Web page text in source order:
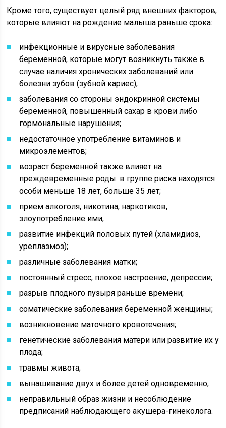
Кроме того, существует целый ряд внешних факторов,
которые влияют на рождение малыша раньше срока:
инфекционные и вирусные заболевания
беременной, которые могут возникнуть также в
случае наличия хронических заболеваний или
болезни зубов (зубной кариес);
заболевания со стороны эндокринной системы
беременной, повышенный сахар в крови либо
гормональные нарушения;
недостаточное употребление витаминов и
микроэлементов;
возраст беременной также влияет на
преждевременные роды: в группе риска находятся
особи меньше 18 лет, больше 35 лет;
прием алкоголя, никотина, наркотиков,
злоупотребление ими;
развитие инфекций половых путей (хламидиоз,
уреплазмоз);
различные заболевания матки;
постоянный стресс, плохое настроение, депрессии;
разрыв плодного пузыря раньше времени;
соматические заболевания беременной женщины;
возникновение маточного кровотечения;
генетические заболевания матери или развитие их у
плода;
травмы живота;
вынашивание двух и более детей одновременно;
неправильный образ жизни и несоблюдение
предписаний наблюдающего акушера-гинеколога.